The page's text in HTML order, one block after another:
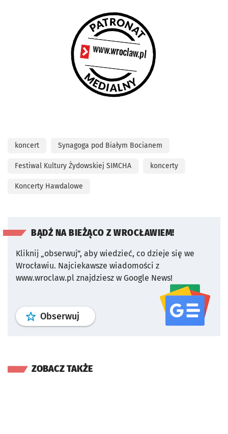
koncert Synagoga pod Białym Bocianem
Festiwal Kultury Żydowskiej SIMCHA koncerty
Koncerty Hawdalowe
BĄDŹ NA BIEŻĄCO Z WROCŁAWIEM!
Kliknij „obserwuj”, aby wiedzieć, co dzieje się we
Wrocławiu. Najciekawsze wiadomości z
www.wroclaw.pl znajdziesz w Google News!
Obserwuj profil serwisu
ZOBACZ TAKŻE